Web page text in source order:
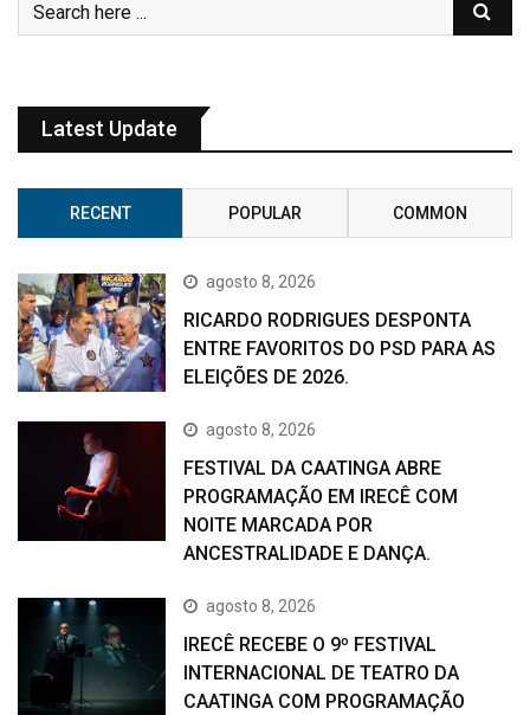
Latest Update
RECENT POPULAR COMMON
agosto 8, 2026
RICARDO RODRIGUES DESPONTA
ENTRE FAVORITOS DO PSD PARA AS
ELEIÇÕES DE 2026.
agosto 8, 2026
FESTIVAL DA CAATINGA ABRE
PROGRAMAÇÃO EM IRECÊ COM
NOITE MARCADA POR
ANCESTRALIDADE E DANÇA.
agosto 8, 2026
IRECÊ RECEBE O 9º FESTIVAL
INTERNACIONAL DE TEATRO DA
CAATINGA COM PROGRAMAÇÃO